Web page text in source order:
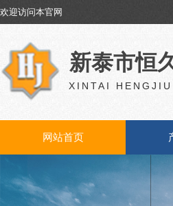
欢迎访问本官网
欢迎访问本官网
新泰市恒
XINTAI
网站首页